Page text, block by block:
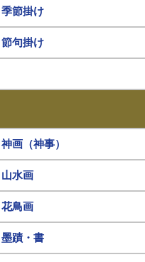
季節掛け
節句掛け
神画（神事）
山水画
花鳥画
墨蹟・書